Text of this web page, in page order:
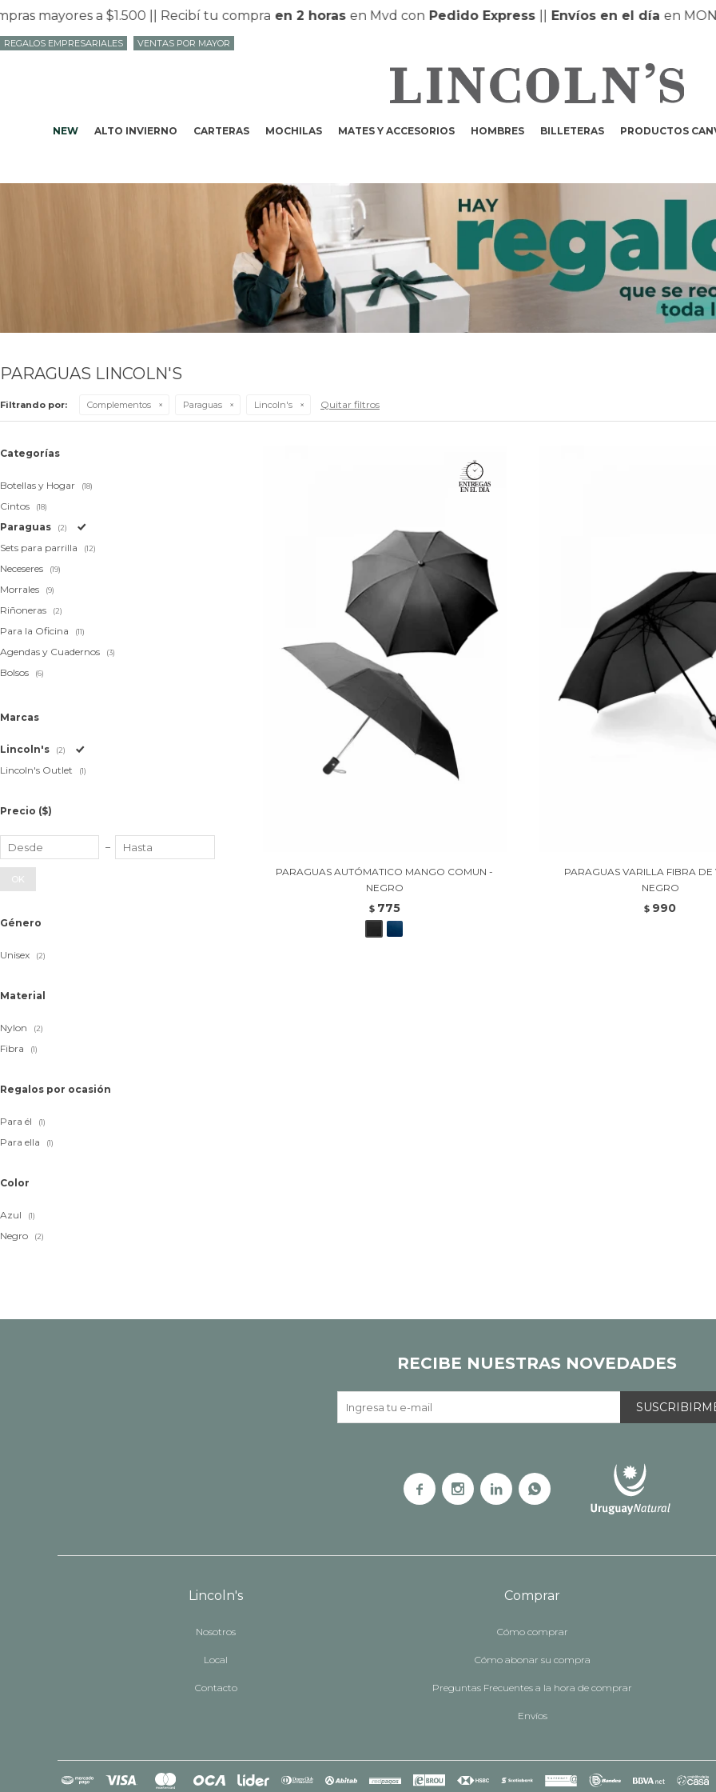
mayores a $1.500 || Recibí tu compraen 2 horasen Mvd conPedido Express||Envíos en el díaen
NEW ALTO INVIERNO CARTERAS MOCHILAS MATES Y ACCESORIOS HOMBRES BILLETERAS PRODUCTOS
REGALOS EMPRESARIALES VENTAS POR MAYOR
PARAGUAS LINCOLN'S
Filtrando por: Complementos Paraguas Lincoln's Quitar filtros
PARAGUAS AUTÓMATICO MANGO COMUN -
NEGRO
$ 775
PARAGUAS VARILLA FIBRA DE
NEGRO
$ 990
Categorías
Botellas y Hogar (18)
Cintos (18)
Paraguas (2)
Sets para parrilla (12)
Neceseres (19)
Morrales (9)
Riñoneras (2)
Para la Oficina (11)
Agendas y Cuadernos (3)
Bolsos (6)
Marcas
Lincoln's (2)
Lincoln's Outlet (1)
Precio ($)
OK
Género
Unisex (2)
Material
Nylon (2)
Fibra (1)
Regalos por ocasión
Para él (1)
Para ella (1)
Color
Azul (1)
Negro (2)
Lincoln's
Nosotros
Local
Contacto
Comprar
Cómo comprar
Cómo abonar su compra
Preguntas Frecuentes a la hora de comprar
Envíos
RECIBE NUESTRAS NOVEDADES
   